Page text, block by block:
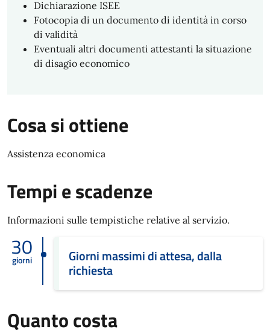
Dichiarazione ISEE
Fotocopia di un documento di identità in corso
di validità
Eventuali altri documenti attestanti la situazione
di disagio economico
Cosa si ottiene
Assistenza economica
Tempi e scadenze
Informazioni sulle tempistiche relative al servizio.
30
giorni Giorni massimi di attesa, dalla
richiesta
Quanto costa